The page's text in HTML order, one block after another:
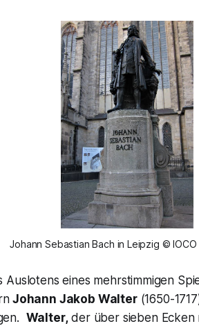
Johann Sebastian Bach in Leipzig ©
Auslotens eines mehrstimmigen
Johann Jakob Walter(1650-
Walter,der über sieben Ecken